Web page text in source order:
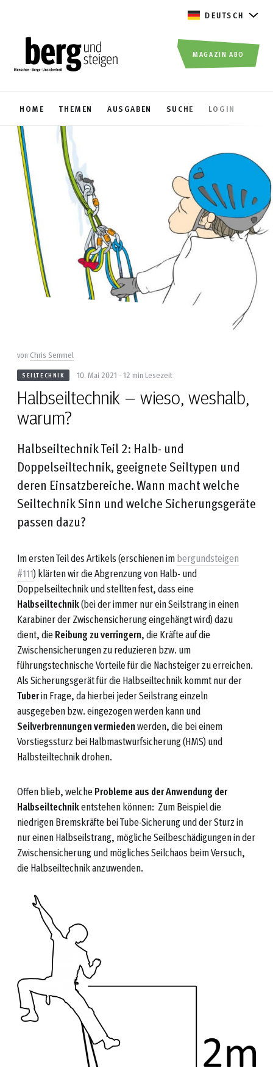
DEUTSCH
HOME THEMEN AUSGABEN SUCHE LOGIN
MAGAZIN ABO
von Chris Semmel
SEILTECHNIK 10. Mai 2021 - 12 min Lesezeit
Halbseiltechnik – wieso, weshalb,
warum?
Halbseiltechnik Teil 2: Halb- und
Doppelseiltechnik, geeignete Seiltypen und
deren Einsatzbereiche. Wann macht welche
Seiltechnik Sinn und welche Sicherungsgeräte
passen dazu?
Im ersten Teil des Artikels (erschienen imbergundsteigen
#111) klärten wir die Abgrenzung von Halb- und
Doppelseiltechnik und stellten fest, dass eine
Halbseiltechnik(bei der immer nur ein Seilstrang in einen
Karabiner der Zwischensicherung eingehängt wird) dazu
dient, dieReibung zu verringern, die Kräfte auf die
Zwischensicherungen zu reduzieren bzw. um
führungstechnische Vorteile für die Nachsteiger zu erreichen.
Als Sicherungsgerät für die Halbseiltechnik kommt nur der
Tuberin Frage, da hierbei jeder Seilstrang einzeln
ausgegeben bzw. eingezogen werden kann und
Seilverbrennungen vermiedenwerden, die bei einem
Vorstiegssturz bei Halbmastwurfsicherung (HMS) und
Halbsteiltechnik drohen.
Offen blieb, welcheProbleme aus der Anwendung der
Halbseiltechnikentstehen können: Zum Beispiel die
niedrigen Bremskräfte bei Tube-Sicherung und der Sturz in
nur einen Halbseilstrang, mögliche Seilbeschädigungen in der
Zwischensicherung und mögliches Seilchaos beim Versuch,
die Halbseiltechnik anzuwenden.